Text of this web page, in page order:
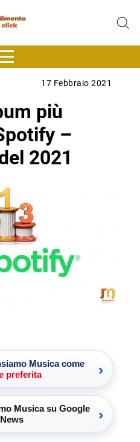
17 Febbraio 2021
più
–
2021
Musica come
preferita
›
Musica su Google
News
›